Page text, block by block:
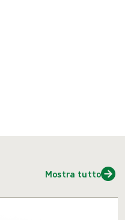
Mostra tutto